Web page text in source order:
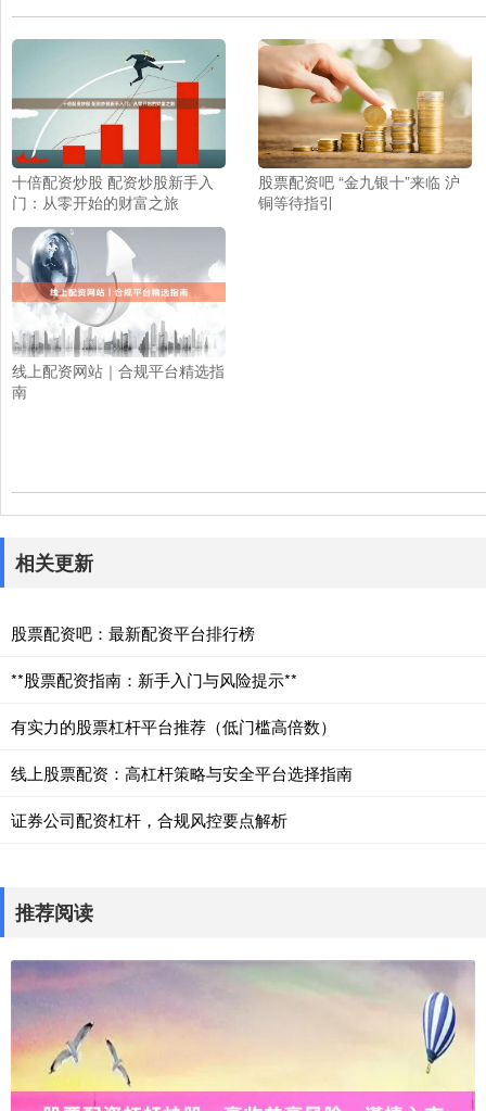
十倍配资炒股 配资炒股新手入
门：从零开始的财富之旅
股票配资吧 “金九银十”来临 沪
铜等待指引
线上配资网站｜合规平台精选指
南
相关更新
股票配资吧：最新配资平台排行榜
**股票配资指南：新手入门与风险提示**
有实力的股票杠杆平台推荐（低门槛高倍数）
线上股票配资：高杠杆策略与安全平台选择指南
证券公司配资杠杆，合规风控要点解析
推荐阅读